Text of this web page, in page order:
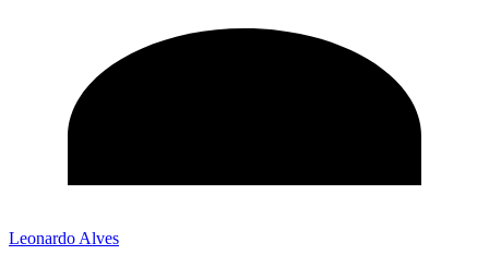
Leonardo Alves